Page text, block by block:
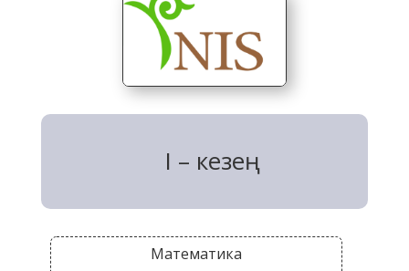
I – кезең
Математика